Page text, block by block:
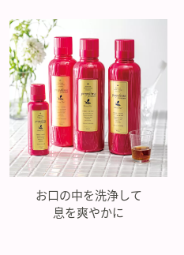
お口の中を洗浄して
息を爽やかに